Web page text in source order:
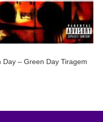
Day – Green Day Tiragem